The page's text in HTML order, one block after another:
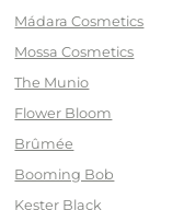
Mádara Cosmetics
Mossa Cosmetics
The Munio
Flower Bloom
Brûmée
Booming Bob
Kester Black